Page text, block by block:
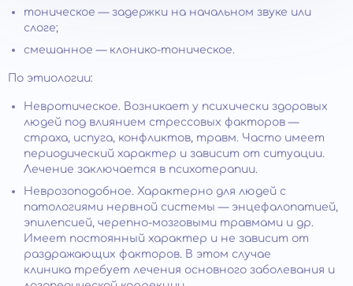
тоническое — задержки на начальном звуке или
слоге;
смешанное — клонико-тоническое.
По этиологии:
Невротическое. Возникает у психически здоровых
людей под влиянием стрессовых факторов —
страха, испуга, конфликтов, травм. Часто имеет
периодический характер и зависит от ситуации.
Лечение заключается в психотерапии.
Неврозоподобное. Характерно для людей с
патологиями нервной системы — энцефалопатией,
эпилепсией, черепно-мозговыми травмами и др.
Имеет постоянный характер и не зависит от
раздражающих факторов. В этом случае
клиника требует лечения основного заболевания и